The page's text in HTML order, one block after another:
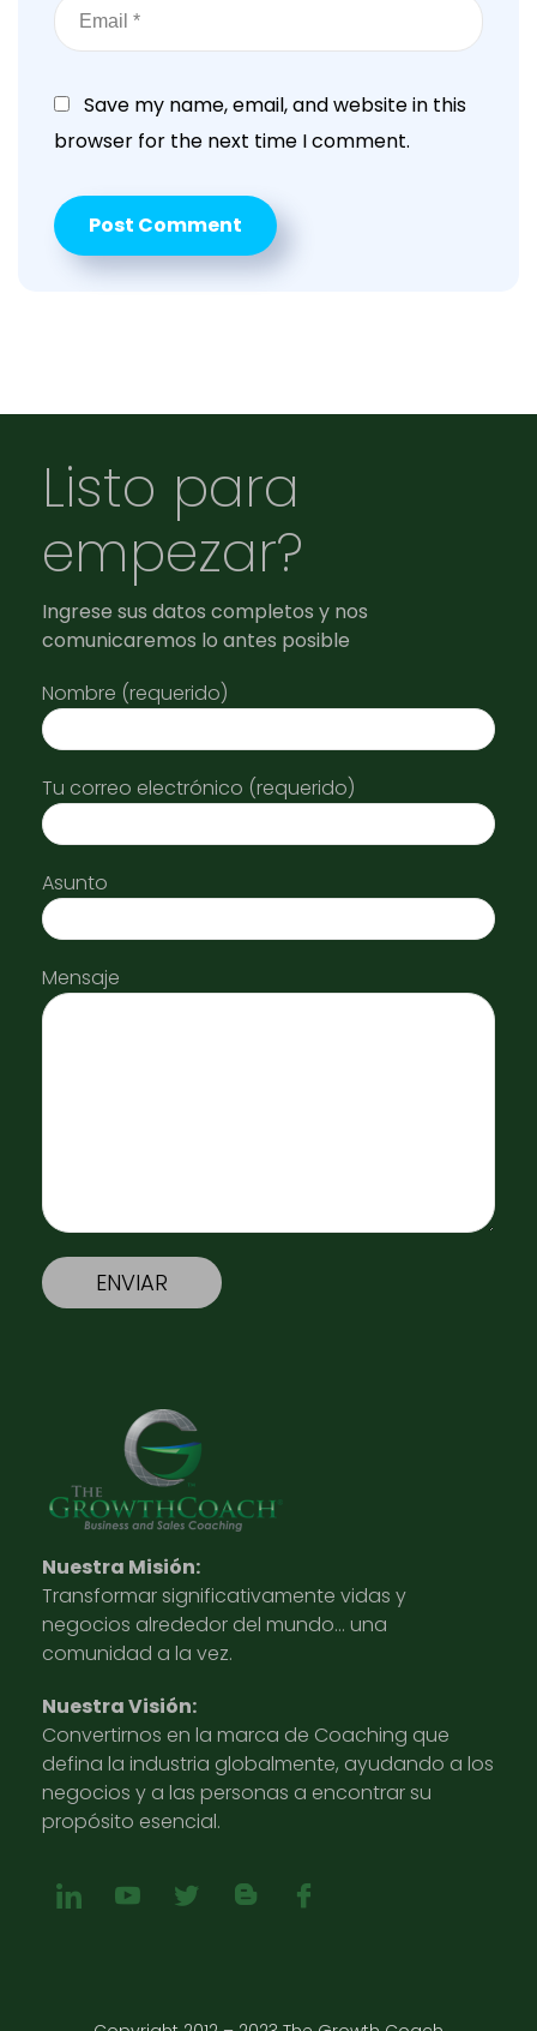
Save my name, email, and website in this
browser for the next time I comment.
Listo para
empezar?
Ingrese sus datos completos y nos
comunicaremos lo antes posible
Nombre (requerido)
Tu correo electrónico (requerido)
Asunto
Mensaje
Nuestra Misión:
Transformar significativamente vidas y
negocios alrededor del mundo… una
comunidad a la vez.
Nuestra Visión:
Convertirnos en la marca de Coaching que
defina la industria globalmente, ayudando a los
negocios y a las personas a encontrar su
propósito esencial.